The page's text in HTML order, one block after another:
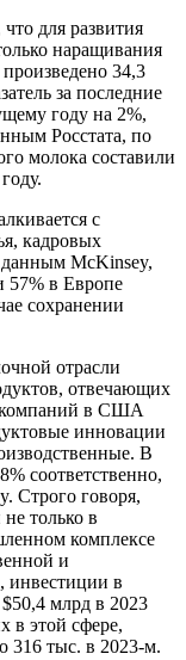
для развития
наращивания
34,3
за последние
году на 2%,
Росстата, по
молока составили
с
кадровых
McKinsey,
в Европе
сохранении
отрасли
отвечающих
компаний в США
инновации
В
соответственно,
Строго говоря,
только в
комплексе
и
инвестиции в
млрд в 2023
в этой сфере,
316 тыс. в 2023-м.